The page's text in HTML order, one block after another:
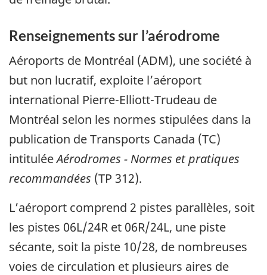
Renseignements sur l’aérodrome
Aéroports de Montréal (ADM), une société à
but non lucratif, exploite l’aéroport
international Pierre-Elliott-Trudeau de
Montréal selon les normes stipulées dans la
publication de Transports Canada (TC)
intituléeAérodromes - Normes et pratiques
recommandées (TP 312).
L’aéroport comprend 2 pistes parallèles, soit
les pistes 06L/24R et 06R/24L, une piste
sécante, soit la piste 10/28, de nombreuses
voies de circulation et plusieurs aires de